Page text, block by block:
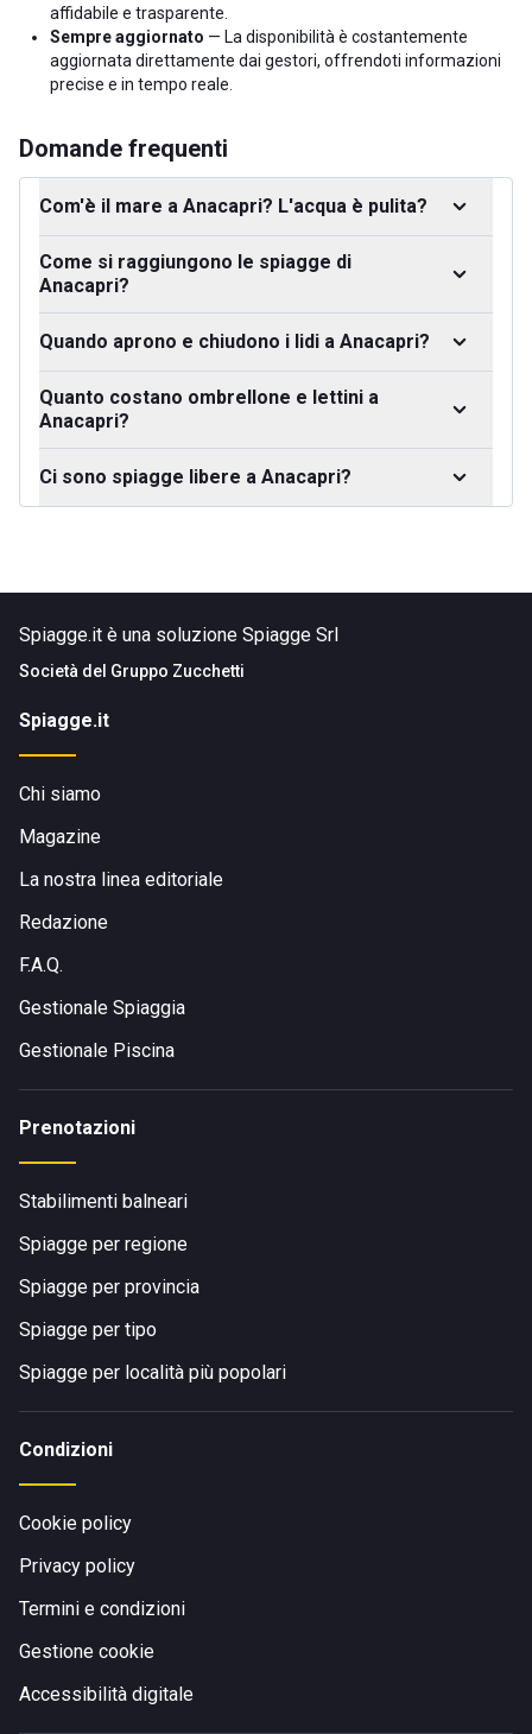
affidabile e trasparente.
Sempre aggiornato — La disponibilità è costantemente
aggiornata direttamente dai gestori, offrendoti informazioni
precise e in tempo reale.
Domande frequenti
Com'è il mare a Anacapri? L'acqua è pulita?
Come si raggiungono le spiagge di
Anacapri?
Quando aprono e chiudono i lidi a Anacapri?
Quanto costano ombrellone e lettini a
Anacapri?
Ci sono spiagge libere a Anacapri?
Spiagge.it è una soluzione Spiagge Srl
Società del Gruppo Zucchetti
Spiagge.it
Chi siamo
Magazine
La nostra linea editoriale
Redazione
F.A.Q.
Gestionale Spiaggia
Gestionale Piscina
Prenotazioni
Stabilimenti balneari
Spiagge per regione
Spiagge per provincia
Spiagge per tipo
Spiagge per località più popolari
Condizioni
Cookie policy
Privacy policy
Termini e condizioni
Gestione cookie
Accessibilità digitale